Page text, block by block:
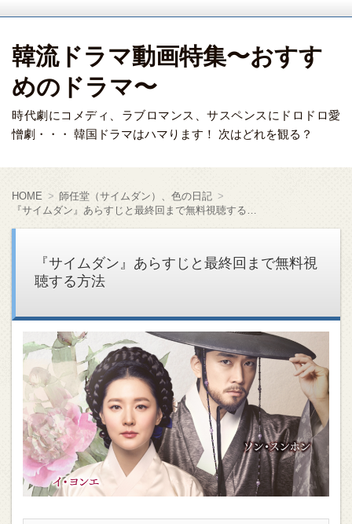
韓流ドラマ動画特集〜おすす
めのドラマ〜
時代劇にコメディ、ラブロマンス、サスペンスにドロドロ愛
憎劇・・・ 韓国ドラマはハマります！ 次はどれを観る？
HOME
師任堂（サイムダン）、色の日記
『サイムダン』あらすじと最終回まで無料視聴する方法
『サイムダン』あらすじと最終回まで無料視
聴する方法